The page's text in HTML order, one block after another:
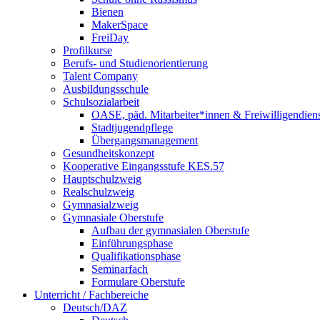
Bienen
MakerSpace
FreiDay
Profilkurse
Berufs- und Studienorientierung
Talent Company
Ausbildungsschule
Schulsozialarbeit
OASE, päd. Mitarbeiter*innen &
Stadtjugendpflege
Übergangsmanagement
Gesundheitskonzept
Kooperative Eingangsstufe KES.57
Hauptschulzweig
Realschulzweig
Gymnasialzweig
Gymnasiale Oberstufe
Aufbau der gymnasialen Oberstufe
Einführungsphase
Qualifikationsphase
Seminarfach
Formulare Oberstufe
Unterricht / Fachbereiche
Deutsch/DAZ